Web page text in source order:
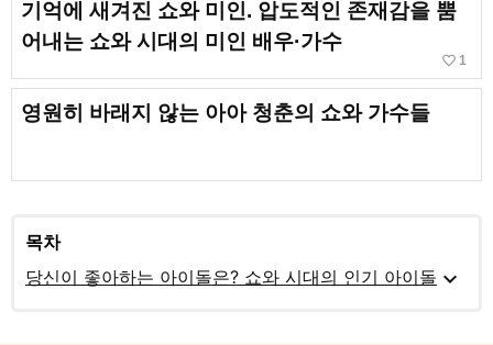
기억에 새겨진 쇼와 미인. 압도적인 존재감을 뿜
어내는 쇼와 시대의 미인 배우·가수
favorite_border 1
영원히 바래지 않는 아아 청춘의 쇼와 가수들
목차
당신이 좋아하는 아이돌은? 쇼와 시대의 인기 아이돌 expand_more